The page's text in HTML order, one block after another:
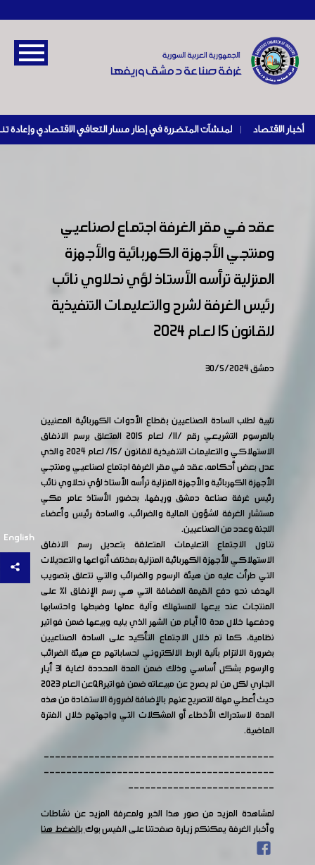
أخبار الاقتصاد |
English
عقد في مقر الغرفة اجتماع لصناعيي
ومنتجي الأجهزة الكهربائية والأجهزة
المنزلية ترأسه الأستاذ لؤي نحلاوي نائب
رئيس الغرفة لشرح والتعليمات التنفيذية
للقانون 15 لعام 2024
دمشق 30/5/2024
تلبية لطلب السادة الصناعيين بقطاع الأدوات الكهربائية المعنيين
بالمرسوم التشريعي رقم /11/ لعام 2015 المتعلق برسم الانفاق
الاستهلاكي والتعليمات التنفيذية للقانون /15/ لعام 2024 والذي
عدل بعض أحكامه، عقد في مقر الغرفة اجتماع لصناعيي ومنتجي
الأجهزة الكهربائية والأجهزة المنزلية ترأسه الأستاذ لؤي نحلاوي نائب
رئيس غرفة صناعة دمشق وريفها، بحضور الأستاذ عامر مكي
مستشار الغرفة للشؤون المالية والضرائب، والسادة رئيس وأعضاء
اللجنة وعدد من الصناعيين.
تناول الاجتماع التعليمات المتعلقة بتعديل رسم الانفاق
الاستهلاكي للأجهزة الكهربائية المنزلية بمختلف أنواعها والتعديلات
التي طرأت عليه من هيئة الرسوم والضرائب والتي تتعلق بتصويب
الهدف نحو دفع القيمة المضافة التي هي رسم الإنفاق 1% على
المنتجات عند بيعها للمستهلك وآلية عملها وضبطها واحتسابها
ودفعها خلال مدة 10 أيام من الشهر الذي يليه وبيعها ضمن فواتير
نظامية، كما تم خلال الاجتماع التأكيد على السادة الصناعيين
بضرورة الالتزام بآلية الربط الالكتروني لحساباتهم مع هيئة الضرائب
والرسوم بشكل أساسي وذلك ضمن المدة المحددة لغاية 31 أيار
الجاري لكل من لم يصرح عن مبيعاته ضمن فواتيرQRعن العام 2023
حيث أعطي مهلة للتصريح عنهم بالإضافة لضرورة الاستفادة من هذه
المدة لاستدراك الأخطاء أو المشكلات التي واجهتهم خلال الفترة
الماضية.
-----------------------------------------
-----------------------------------------
--------------------------
لمشاهدة المزيد من صور هذا الخبر ولمعرفة المزيد عن نشاطات
وأخبار الغرفة يمكنكم زيارة صفحتنا على الفيس بوكبالضغط هنا